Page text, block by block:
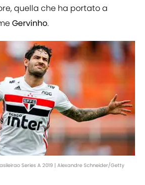
quella che ha portato a
Gervinho.
Series A 2019 | Alexandre Schneider/Getty